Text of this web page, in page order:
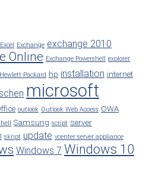
Excel Exchange exchange 2010
Online Exchange Powershell explorer
Hewlett-Packard hp installation internet
microsoft
outlook Outlook Web Access OWA
Samsung script server
skript update vcenter server appliance
Windows 7 Windows 10